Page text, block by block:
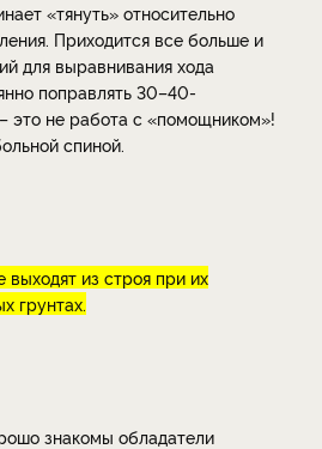
«тянуть» относительно
Приходится все больше и
для выравнивания хода
поправлять 30–40-
это не работа с «помощником»!
спиной.
из строя при их
грунтах.
знакомы обладатели